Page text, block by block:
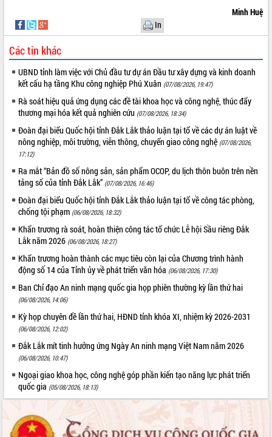
Khám bệnh, cấp phát thuốc miễn phí
Hội nghị UBND tỉnh Đắk Lắk thường kỳ
tháng 7/2026
Lễ truy tặng danh hiệu “Bà Mẹ Việt
Nam Anh hùng” và trao Huân chương
Lao động
UBND tỉnh Đắk Lắk triển khai nhiệm
vụ 6 tháng cuối năm 2026
Kỳ họp thứ Hai, Hội đồng nhân dân
tỉnh khóa XI quyết nghị nhiều nội dung
quan trọng
Bí thư Tỉnh ủy Lương Nguyễn Minh
Triết thăm, tặng quà người có công với
cách mạng
Rà soát, hoàn thiện hệ thống thiết chế
văn hóa, thể thao đáp ứng yêu cầu
phát triển mới
Thường trực HĐND tỉnh Đắk Lắk gặp
mặt Đoàn chuyên gia y tế TP. Hồ Chí
Minh
Lễ truy điệu và an táng hài cốt liệt sĩ
tại Nghĩa trang Liệt sĩ xã Sơn Hòa
Bàn giải pháp tháo gỡ khó khăn trong
xuất khẩu sầu riêng và triển khai quy
định EUDR
Thứ trưởng Bộ Nông nghiệp và Môi
trường Nguyễn Hoàng Hiệp khảo sát
vùng trồng và doanh nghiệp đóng gói
sầu riêng tại Đắk Lắk
Trình diễn nghệ thuật chế biến các
LIÊN KẾT WEB
THỐNG KÊ TRUY CẬP
Hôm nay: 27633
Minh Huệ
In
Các tin khác
UBND tỉnh làm việc với Chủ đầu tư dự án Đầu tư xây dựng và kinh doanh
kết cấu hạ tầng Khu công nghiệp Phú Xuân (07/08/2026, 19:47)
Rà soát hiệu quả ứng dụng các đề tài khoa học và công nghệ, thúc đẩy
thương mại hóa kết quả nghiên cứu (07/08/2026, 18:34)
Đoàn đại biểu Quốc hội tỉnh Đắk Lắk thảo luận tại tổ về các dự án luật về
nông nghiệp, môi trường, viễn thông, chuyển giao công nghệ (07/08/2026,
17:12)
Ra mắt “Bản đồ số nông sản, sản phẩm OCOP, du lịch thôn buôn trên nền
tảng số của tỉnh Đắk Lắk” (07/08/2026, 16:46)
Đoàn đại biểu Quốc hội tỉnh Đắk Lắk thảo luận tại tổ về công tác phòng,
chống tội phạm (06/08/2026, 18:32)
Khẩn trương rà soát, hoàn thiện công tác tổ chức Lễ hội Sầu riêng Đắk
Lắk năm 2026 (06/08/2026, 18:27)
Khẩn trương hoàn thành các mục tiêu còn lại của Chương trình hành
động số 14 của Tỉnh ủy về phát triển văn hóa (06/08/2026, 17:30)
Ban Chỉ đạo An ninh mạng quốc gia họp phiên thường kỳ lần thứ hai
(06/08/2026, 14:06)
Kỳ họp chuyên đề lần thứ hai, HĐND tỉnh khóa XI, nhiệm kỳ 2026-2031
(06/08/2026, 12:02)
Đắk Lắk mít tinh hưởng ứng Ngày An ninh mạng Việt Nam năm 2026
(06/08/2026, 10:47)
Ngoại giao khoa học, công nghệ góp phần kiến tạo năng lực phát triển
quốc gia (05/08/2026, 18:13)